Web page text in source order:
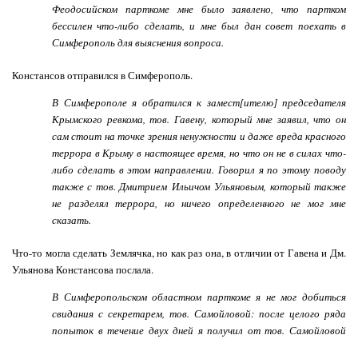
Феодосийском парткоме мне было заявлено, что партком
бессилен что-либо сделать, и мне был дан совет поехать в
Симферополь для выяснения вопроса.
Констансов отправился в Симферополь.
В Симферополе я обратился к замест[ителю] председателя
Крымского ревкома, тов. Гавену, который мне заявил, что он
сам стоит на точке зрения ненужности и даже вреда красного
террора в Крыму в настоящее время, но что он не в силах что-
либо сделать в этом направлении. Говорил я по этому поводу
также с тов. Дмитрием Ильичом Ульяновым, который также
не разделял террора, но ничего определенного не мог мне
сказать.
Что-то могла сделать Землячка, но как раз она, в отличии от Гавена и Дм.
Ульянова Констансова послала.
В Симферопольском областном парткоме я не мог добиться
свидания с секретарем, тов. Самойловой: после целого ряда
попыток в течение двух дней я получил от тов. Самойловой